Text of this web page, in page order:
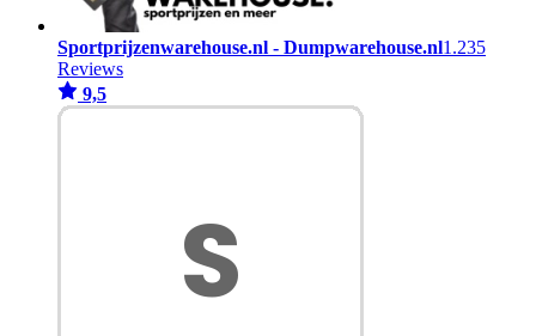
Sportprijzenwarehouse.nl - Dumpwarehouse.nl1.235
Reviews
9,5